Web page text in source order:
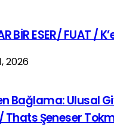
BİR ESER/ FUAT /
2026
Bağlama: Ulusal
Thats Şeneser